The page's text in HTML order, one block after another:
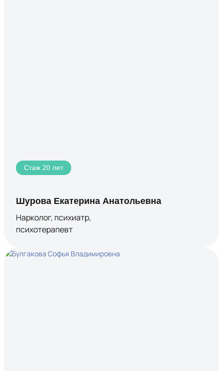
Стаж 20 лет
Шурова Екатерина Анатольевна
Нарколог, психиатр,
психотерапевт